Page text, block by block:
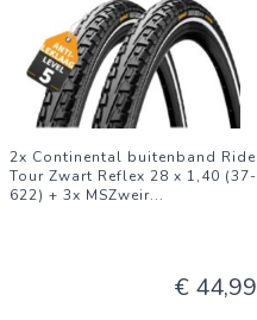
2x Continental buitenband Ride
Tour Zwart Reflex 28 x 1,40 (37-
622) + 3x MSZweir...
€ 44,99